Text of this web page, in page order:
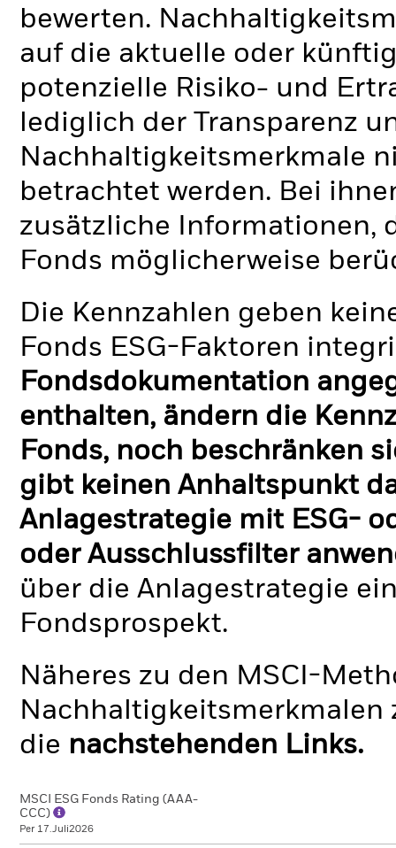
bewerten.
auf die aktuelle oder
potenzielle Risiko- und
lediglich der Transparenz
Nachhaltigkeitsmerkmale
betrachtet werden. Bei
zusätzliche Informationen,
Fonds möglicherweise
Die Kennzahlen geben
Fonds ESG-Faktoren
Fondsdokumentation
enthalten, ändern die
Fonds, noch beschränken
gibt keinen Anhaltspunkt
Anlagestrategie mit ESG-
oder Ausschlussfilter
über die Anlagestrategie
Fondsprospekt.
Näheres zu den MSCI-
Nachhaltigkeitsmerkmalen
die nachstehenden Links.
MSCI ESG Fonds Rating (AAA-
CCC)
Per 17.Juli2026